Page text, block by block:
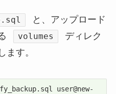
と、アップロード
volumes
ディレク
ます。
user@new-